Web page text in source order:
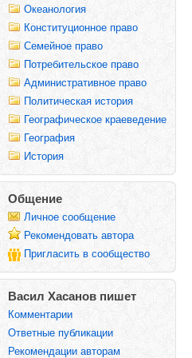
Океанология
Конституционное право
Семейное право
Потребительское право
Административное право
Политическая история
Географическое краеведение
География
История
Общение
Личное сообщение
Рекомендовать автора
Пригласить в сообщество
Васил Хасанов пишет
Комментарии
Ответные публикации
Рекомендации авторам